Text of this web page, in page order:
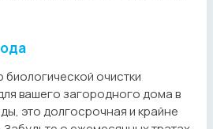
биологической очистки
вашего загородного дома в
это долгосрочная и крайне